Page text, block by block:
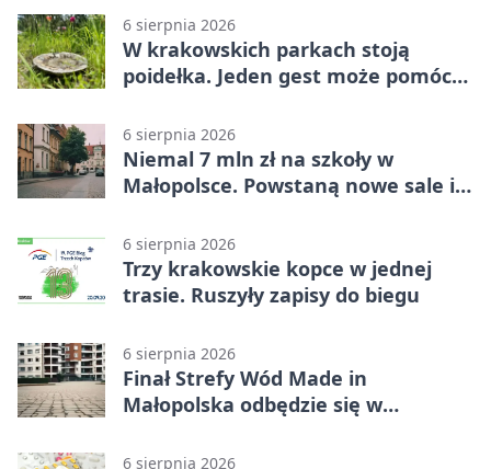
6 sierpnia 2026
W krakowskich parkach stoją
poidełka. Jeden gest może pomóc
6 sierpnia 2026
Niemal 7 mln zł na szkoły w
Małopolsce. Powstaną nowe sale i
6 sierpnia 2026
Trzy krakowskie kopce w jednej
trasie. Ruszyły zapisy do biegu
6 sierpnia 2026
Finał Strefy Wód Made in
Małopolska odbędzie się w
6 sierpnia 2026